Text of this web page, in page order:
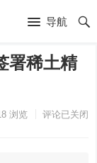
导航
署稀土精
浏览 评论已关闭